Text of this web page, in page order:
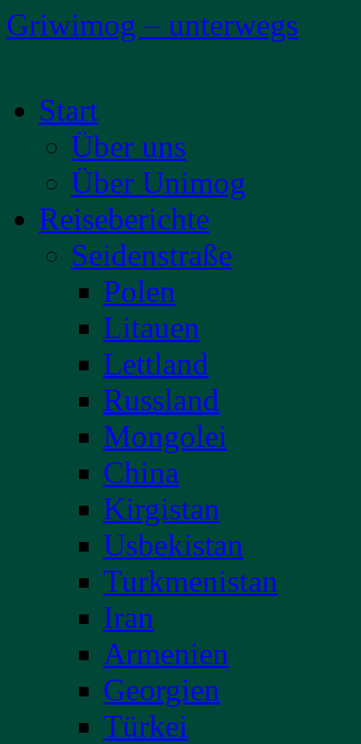
Griwimog – unterwegs
Inhalt
springenStart
Über uns
Über Unimog
Reiseberichte
Seidenstraße
Polen
Litauen
Lettland
Russland
Mongolei
China
Kirgistan
Usbekistan
Turkmenistan
Iran
Armenien
Georgien
Türkei